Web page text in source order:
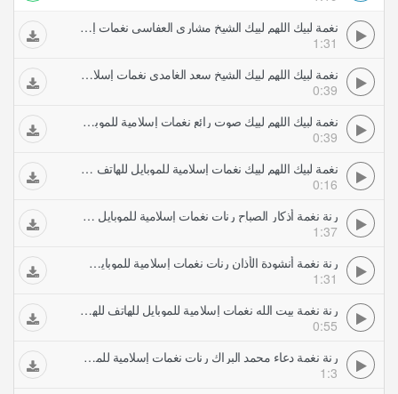
نغمة لبيك اللهم لبيك الشيخ مشاري العفاسي نغمات إسلامية للموبايل للهاتف للهاتف للهاتف للهاتف
1:31
نغمة لبيك اللهم لبيك الشيخ سعد الغامدي نغمات إسلامية للموبايل للهاتف للهاتف للهاتف للهاتف
0:39
نغمة لبيك اللهم لبيك صوت رائع نغمات إسلامية للموبايل للهاتف للهاتف للهاتف للهاتف
0:39
نغمة لبيك اللهم لبيك نغمات إسلامية للموبايل للهاتف للهاتف للهاتف للهاتف
0:16
رنة نغمة أذكار الصباح رنات نغمات إسلامية للموبايل للهاتف
1:37
رنة نغمة أنشودة الأذان رنات نغمات إسلامية للموبايل للهاتف
1:31
رنة نغمة بيت الله نغمات إسلامية للموبايل للهاتف للهاتف للهاتف للهاتف للهاتف للهاتف للهاتف للهاتف
0:55
رنة نغمة دعاء محمد البراك رنات نغمات إسلامية للموبايل للهاتف
1:3